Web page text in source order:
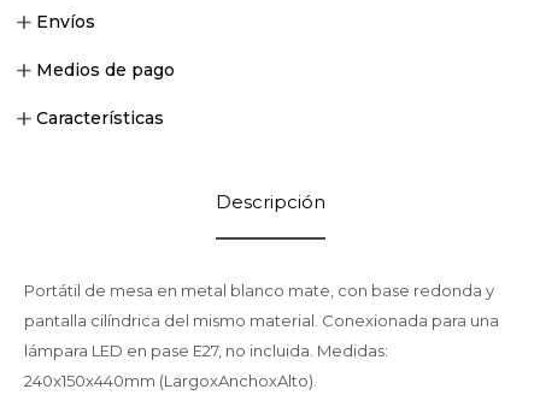
Envíos
Medios de pago
Características
Descripción
Portátil de mesa en metal blanco mate, con base redonda y
pantalla cilíndrica del mismo material. Conexionada para una
lámpara LED en pase E27, no incluida. Medidas:
240x150x440mm (LargoxAnchoxAlto).